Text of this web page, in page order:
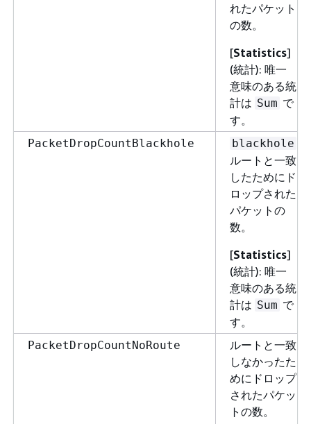
れたパケット
の数。
[Statistics]
(統計): 唯一
意味のある統
計は Sum で
す。
PacketDropCountBlackhole blackhole
ルートと一致
したためにド
ロップされた
パケットの
数。
[Statistics]
(統計): 唯一
意味のある統
計は Sum で
す。
PacketDropCountNoRoute
ルートと一致
しなかったた
めにドロップ
されたパケッ
トの数。